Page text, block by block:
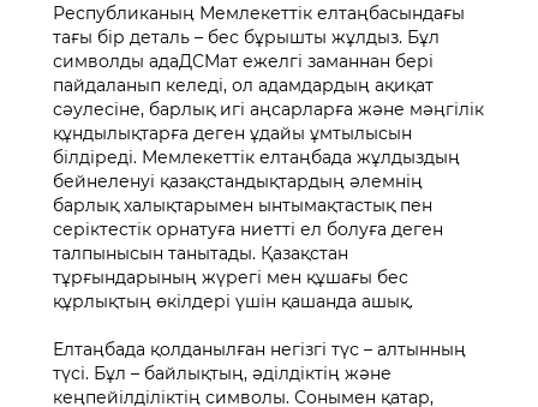
Республиканың Мемлекеттік елтаңбасындағы
тағы бір деталь – бес бұрышты жұлдыз. Бұл
символды адаДСМат ежелгі заманнан бері
пайдаланып келеді, ол адамдардың ақиқат
сәулесіне, барлық игі аңсарларға және мәңгілік
құндылықтарға деген ұдайы ұмтылысын
білдіреді. Мемлекеттік елтаңбада жұлдыздың
бейнеленуі қазақстандықтардың әлемнің
барлық халықтарымен ынтымақтастық пен
серіктестік орнатуға ниетті ел болуға деген
талпынысын танытады. Қазақстан
тұрғындарының жүрегі мен құшағы бес
құрлықтың өкілдері үшін қашанда ашық.
Елтаңбада қолданылған негізгі түс – алтынның
түсі. Бұл – байлықтың, әділдіктің және
кеңпейілділіктің символы. Сонымен қатар,